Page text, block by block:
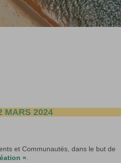
MARS 2024
et Communautés, dans le but de
»